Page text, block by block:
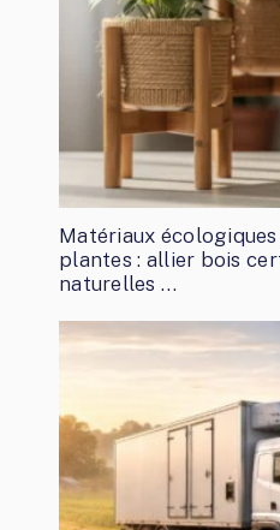
Matériaux
plantes : allier bois
naturelles …